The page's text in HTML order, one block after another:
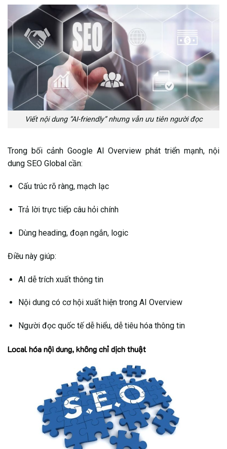
Viết nội dung “AI-friendly” nhưng vẫn ưu tiên người đọc
Trong bối cảnh Google AI Overview phát triển mạnh, nội
dung SEO Global cần:
Cấu trúc rõ ràng, mạch lạc
Trả lời trực tiếp câu hỏi chính
Dùng heading, đoạn ngắn, logic
Điều này giúp:
AI dễ trích xuất thông tin
Nội dung có cơ hội xuất hiện trong AI Overview
Người đọc quốc tế dễ hiểu, dễ tiêu hóa thông tin
Local hóa nội dung, không chỉ dịch thuật